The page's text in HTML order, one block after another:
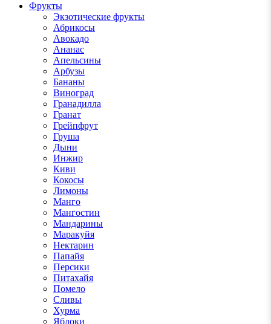
Фрукты
Экзотические фрукты
Абрикосы
Авокадо
Ананас
Апельсины
Арбузы
Бананы
Виноград
Гранадилла
Гранат
Грейпфрут
Груша
Дыни
Инжир
Киви
Кокосы
Лимоны
Манго
Мангостин
Мандарины
Маракуйя
Нектарин
Папайя
Персики
Питахайя
Помело
Сливы
Хурма
Яблоки